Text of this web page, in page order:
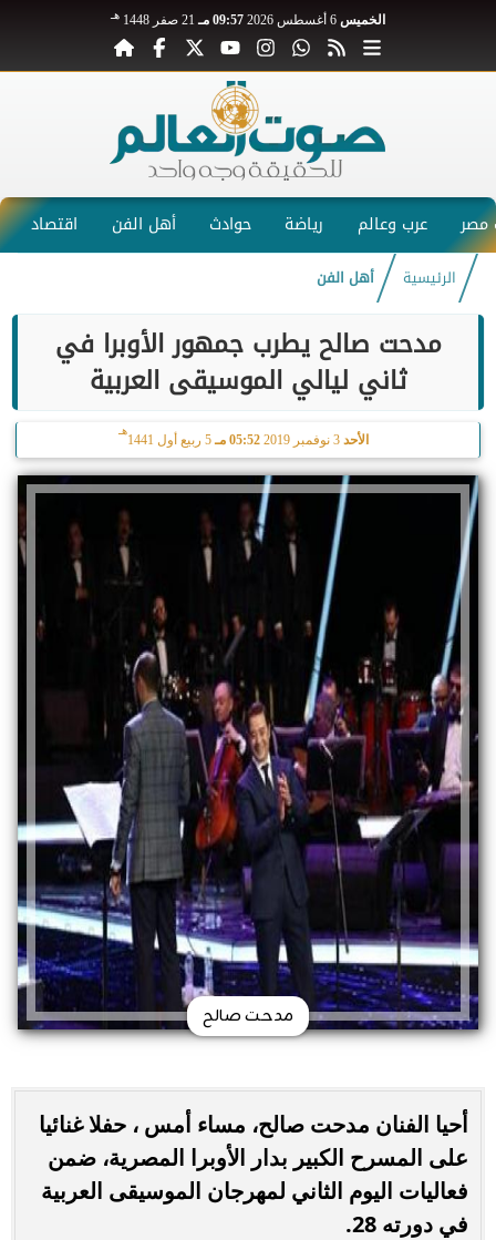
الخميس 09:57 مـ 21 صفر 1448 هـ
عرب وعالم رياضة حوادث أهل الفن اقتصاد
الرئيسية أهل الفن
مدحت صالح يطرب جمهور الأوبرا في
ثاني ليالي الموسيقى العربية
الأحد 05:52 مـ 5 ربيع أول 1441
هـ
مدحت صالح
أحيا الفنان مدحت صالح، مساء أمس ، حفلا غنائيا
على المسرح الكبير بدار الأوبرا المصرية، ضمن
فعاليات اليوم الثاني لمهرجان الموسيقى العربية
في دورته 28.